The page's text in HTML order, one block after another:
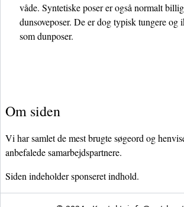
våde. Syntetiske poser er også normalt
dunsoveposer. De er dog typisk tungere og
som dunposer.
Om siden
Vi har samlet de mest brugte søgeord og
anbefalede samarbejdspartnere.
Siden indeholder sponseret indhold.